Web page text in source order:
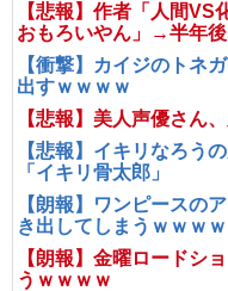
【悲報】作者「人間
おもろいやん」→半年後
【衝撃】カイジのトネ
出すｗｗｗｗ
【悲報】美人声優さん
【悲報】イキリなろう
「イキリ骨太郎」
【朗報】ワンピースの
き出してしまうｗｗｗｗ
【朗報】金曜ロードシ
うｗｗｗｗ